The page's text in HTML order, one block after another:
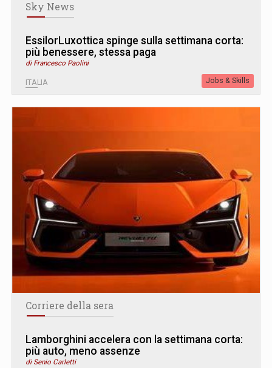
Sky News
EssilorLuxottica spinge sulla settimana corta:
più benessere, stessa paga
di Francesco Paolini
ITALIA Jobs & Skills
Corriere della sera
Lamborghini accelera con la settimana corta:
più auto, meno assenze
di Senio Carletti